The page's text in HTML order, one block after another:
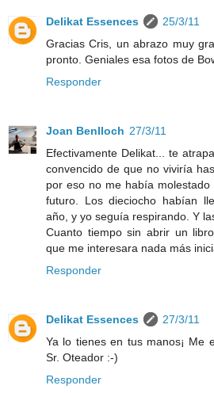
Delikat Essences
25/3/11
Gracias Cris, un abrazo muy
pronto. Geniales esa fotos de
Responder
Joan Benlloch 27/3/11
Efectivamente Delikat... te
convencido de que no viviría
por eso no me había
futuro. Los dieciocho habían
año, y yo seguía respirando. Y
Cuanto tiempo sin abrir un
que me interesara nada más
Responder
Delikat Essences
27/3/11
Ya lo tienes en tus manos¡ Me
Sr. Oteador :-)
Responder